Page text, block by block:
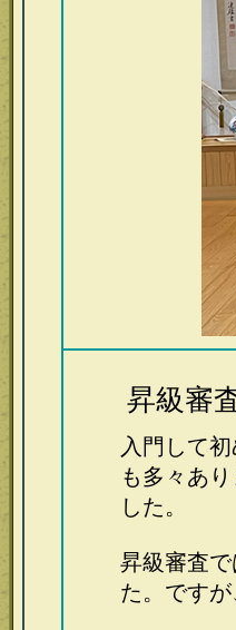
昇級審
入門して
も多々あ
した。
昇級審査
た。です